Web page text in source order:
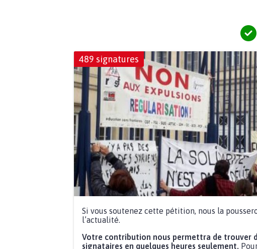
489 signatures
Si vous soutenez cette pétition, nous la
l’actualité.
Votre contribution nous permettra de trouver
signataires en quelques heures seulement.